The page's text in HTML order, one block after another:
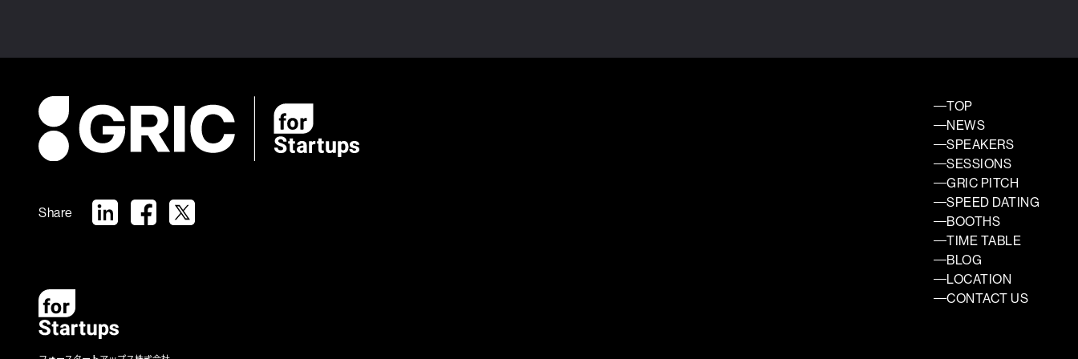
Share
TOP
NEWS
SPEAKERS
SESSIONS
GRIC PITCH
SPEED DATING
BOOTHS
TIME TABLE
BLOG
LOCATION
CONTACT US